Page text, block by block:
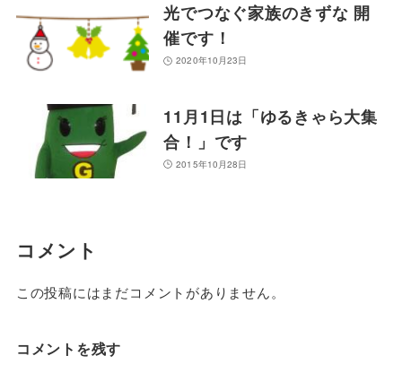
光でつなぐ家族のきずな 開
催です！
2020年10月23日
11月1日は「ゆるきゃら大集
合！」です
2015年10月28日
コメント
この投稿にはまだコメントがありません。
コメントを残す